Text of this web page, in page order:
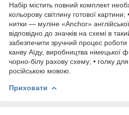
Набір містить повний комплект
кольорову світлину готової картини;
нитки — муліне «Anchor»
відповідно до значків на схемі в
забезпечити зручний процес роботи
канву Аїду, виробництва німецької
чорно-білу рахову схему; • голку
російською мовою.
Приховати